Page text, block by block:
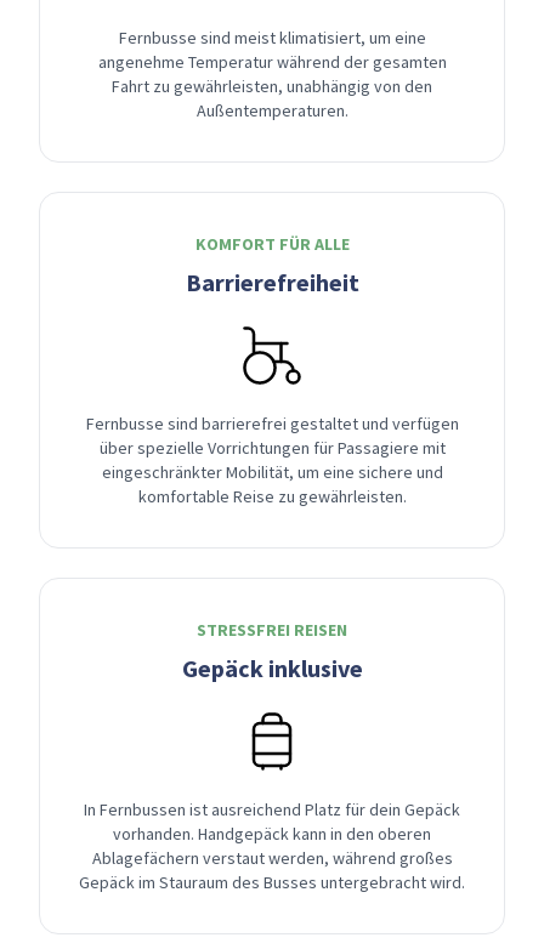
Fernbusse sind meist klimatisiert, um eine
angenehme Temperatur während der gesamten
Fahrt zu gewährleisten, unabhängig von den
Außentemperaturen.
KOMFORT FÜR ALLE
Barrierefreiheit
Fernbusse sind barrierefrei gestaltet und verfügen
über spezielle Vorrichtungen für Passagiere mit
eingeschränkter Mobilität, um eine sichere und
komfortable Reise zu gewährleisten.
STRESSFREI REISEN
Gepäck inklusive
In Fernbussen ist ausreichend Platz für dein Gepäck
vorhanden. Handgepäck kann in den oberen
Ablagefächern verstaut werden, während großes
Gepäck im Stauraum des Busses untergebracht wird.